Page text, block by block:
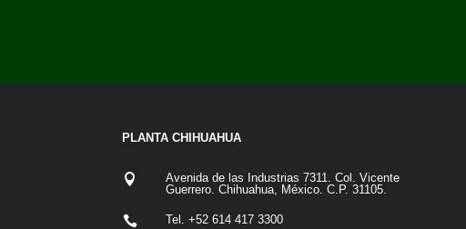
PLANTA CHIHUAHUA

Avenida de las Industrias 7311. Col. Vicente
Guerrero. Chihuahua, México. C.P. 31105.
 Tel. +52 614 417 3300